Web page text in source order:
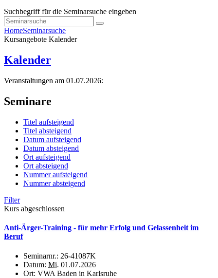
Suchbegriff für die Seminarsuche eingeben
HomeSeminarsuche
Kursangebote Kalender
Kalender
Veranstaltungen am 01.07.2026:
Seminare
Titel aufsteigend
Titel absteigend
Datum aufsteigend
Datum absteigend
Ort aufsteigend
Ort absteigend
Nummer aufsteigend
Nummer absteigend
Filter
Kurs abgeschlossen
Anti-Ärger-Training - für mehr Erfolg und Gelassenheit im
Beruf
Seminarnr.: 26-41087K
Datum: Mi. 01.07.2026
Ort: VWA Baden in Karlsruhe